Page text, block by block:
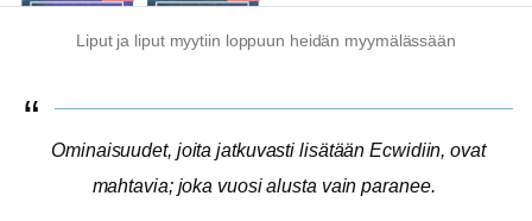
Liput ja liput myytiin loppuun heidän myymälässään
Ominaisuudet, joita jatkuvasti lisätään Ecwidiin, ovat
mahtavia; joka vuosi alusta vain paranee.